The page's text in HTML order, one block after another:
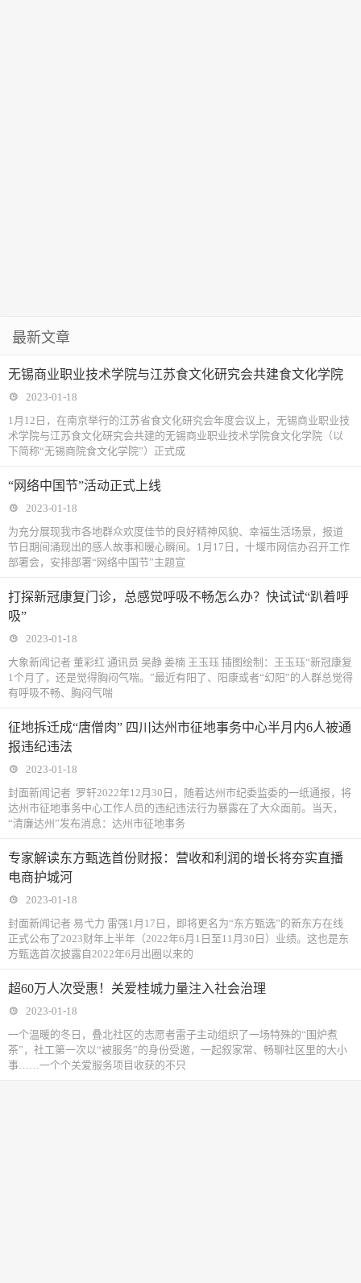
最新文章
无锡商业职业技术学院与江苏食文化研究会共建食文化学院
2023-01-18
1月12日，在南京举行的江苏省食文化研究会年度会议上，无锡商业职业技
术学院与江苏食文化研究会共建的无锡商业职业技术学院食文化学院（以
下简称“无锡商院食文化学院”）正式成
“网络中国节”活动正式上线
2023-01-18
为充分展现我市各地群众欢度佳节的良好精神风貌、幸福生活场景，报道
节日期间涌现出的感人故事和暖心瞬间。1月17日，十堰市网信办召开工作
部署会，安排部署“网络中国节”主题宣
打探新冠康复门诊，总感觉呼吸不畅怎么办？快试试“趴着呼
吸”
2023-01-18
大象新闻记者 董彩红 通讯员 吴静 姜楠 王玉珏 插图绘制：王玉珏“新冠康复
1个月了，还是觉得胸闷气喘。”最近有阳了、阳康或者“幻阳”的人群总觉得
有呼吸不畅、胸闷气喘
征地拆迁成“唐僧肉” 四川达州市征地事务中心半月内6人被通
报违纪违法
2023-01-18
封面新闻记者 罗轩2022年12月30日，随着达州市纪委监委的一纸通报，将
达州市征地事务中心工作人员的违纪违法行为暴露在了大众面前。当天，
“清廉达州”发布消息：达州市征地事务
专家解读东方甄选首份财报：营收和利润的增长将夯实直播
电商护城河
2023-01-18
封面新闻记者 易弋力 雷强1月17日，即将更名为“东方甄选”的新东方在线
正式公布了2023财年上半年（2022年6月1日至11月30日）业绩。这也是东
方甄选首次披露自2022年6月出圈以来的
超60万人次受惠！关爱桂城力量注入社会治理
2023-01-18
一个温暖的冬日，叠北社区的志愿者雷子主动组织了一场特殊的“围炉煮
茶”，社工第一次以“被服务”的身份受邀，一起叙家常、畅聊社区里的大小
事……一个个关爱服务项目收获的不只